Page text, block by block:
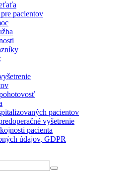
pacientov
pacientov
vyšetrenie
pacienta
údajov, GDPR